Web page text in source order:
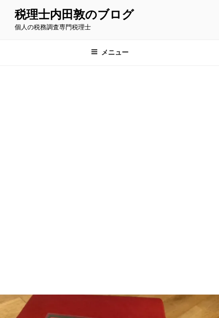
税理士内田敦のブログ
個人の税務調査専門税理士
メニュー